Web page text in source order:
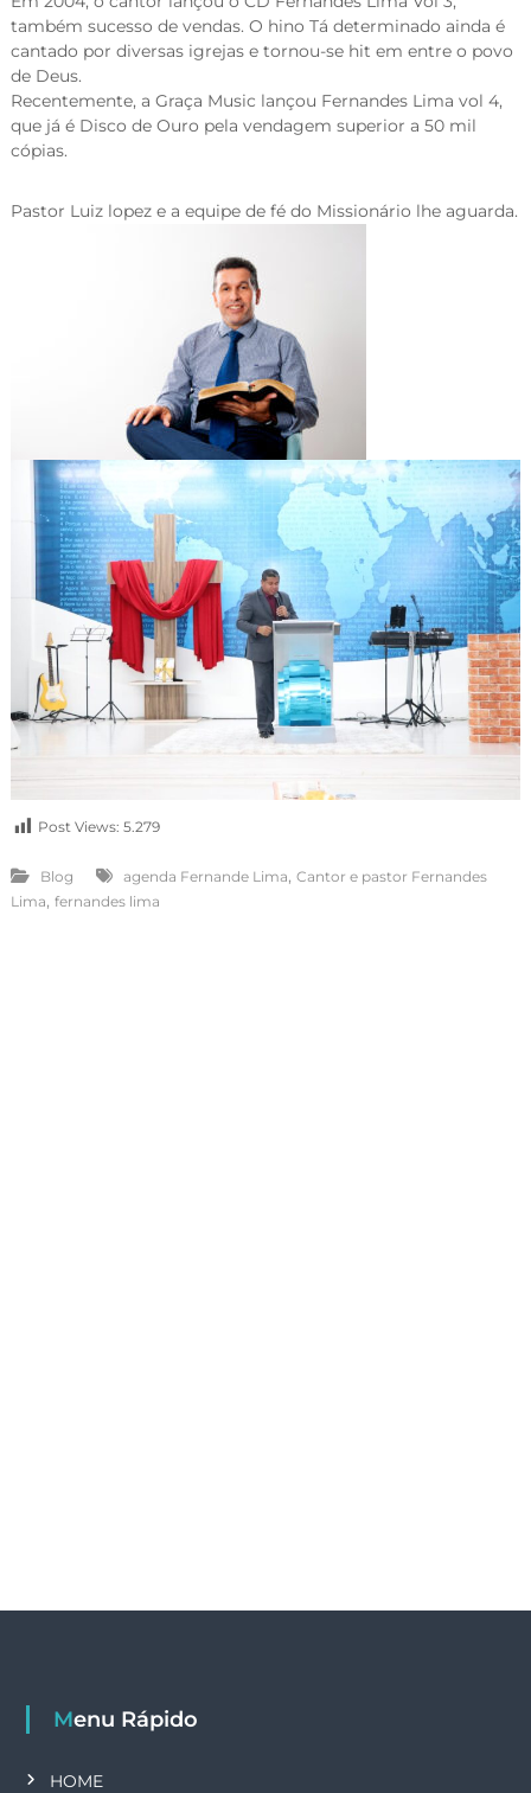
também sucesso de vendas. O hino Tá determinado ainda é
cantado por diversas igrejas e tornou-se hit em entre o povo
de Deus.
Recentemente, a Graça Music lançou Fernandes Lima vol 4,
que já é Disco de Ouro pela vendagem superior a 50 mil
cópias.
Pastor Luiz lopez e a equipe de fé do Missionário lhe aguarda.
Post Views: 5.279
Blog agenda Fernande Lima, Cantor e pastor Fernandes
Lima, fernandes lima
Menu Rápido
HOME